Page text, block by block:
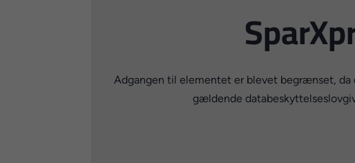
Adgangen til elementet er blevet begrænset,
gældende